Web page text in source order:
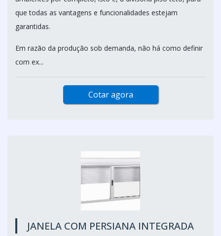
que todas as vantagens e funcionalidades estejam
garantidas.
Em razão da produção sob demanda, não há como definir
com ex...
Cotar agora
JANELA COM PERSIANA INTEGRADA